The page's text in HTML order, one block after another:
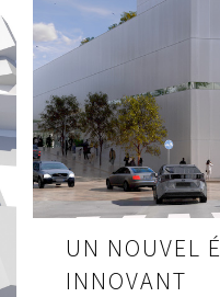
UN NOUVEL
INNOVANT